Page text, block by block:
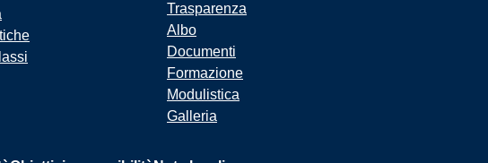
Trasparenza
Albo
Documenti
Formazione
Modulistica
Galleria